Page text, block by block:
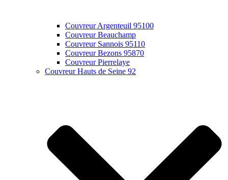
Couvreur Argenteuil 95100
Couvreur Beauchamp
Couvreur Sannois 95110
Couvreur Bezons 95870
Couvreur Pierrelaye
Couvreur Hauts de Seine 92